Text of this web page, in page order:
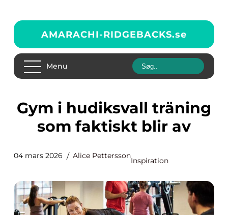
AMARACHI-RIDGEBACKS.se
Menu
Gym i hudiksvall träning
som faktiskt blir av
04 mars 2026 Alice Pettersson
Inspiration